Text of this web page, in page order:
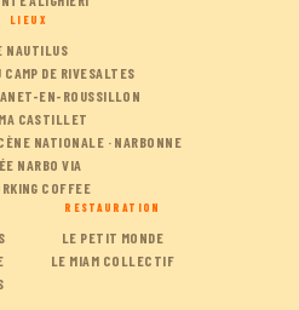
LIEUX
NAUTILUS
CAMP DE RIVESALTES
EN-ROUSSILLON
CASTILLET
NATIONALE · NARBONNE
NARBO VIA
COFFEE
RESTAURATION
LE PETIT MONDE
LE MIAM COLLECTIF